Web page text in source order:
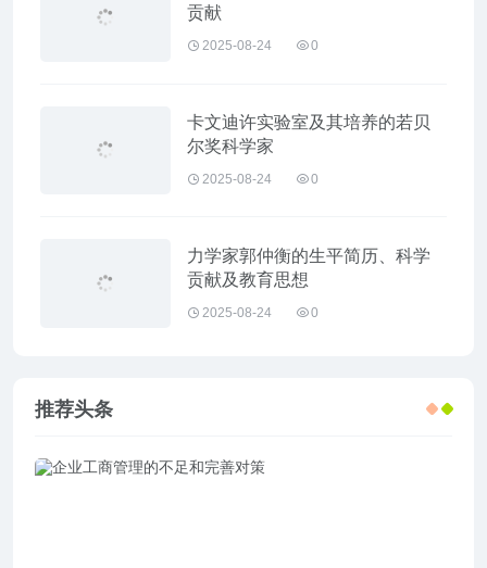
贡献
2025-08-24 0
卡文迪许实验室及其培养的若贝
尔奖科学家
2025-08-24 0
力学家郭仲衡的生平简历、科学
贡献及教育思想
2025-08-24 0
推荐头条